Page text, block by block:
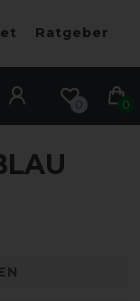
Ratgeber
0 0